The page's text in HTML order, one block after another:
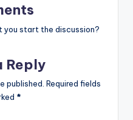
you start the discussion?
Reply
published. Required fields
*